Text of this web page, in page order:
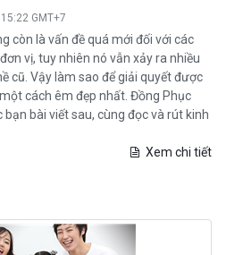
GMT+7
còn là vấn đề quá mới đối với các
vị, tuy nhiên nó vẫn xảy ra nhiều
cũ. Vậy làm sao để giải quyết được
cách êm đẹp nhất. Đồng Phục
bạn bài viết sau, cùng đọc và rút kinh
Xem chi tiết